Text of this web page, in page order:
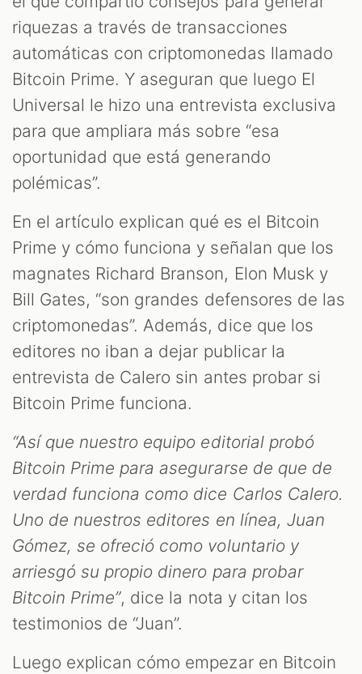
riquezas a través de transacciones
automáticas con criptomonedas llamado
Bitcoin Prime. Y aseguran que luego El
Universal le hizo una entrevista exclusiva
para que ampliara más sobre “esa
oportunidad que está generando
polémicas”.
En el artículo explican qué es el Bitcoin
Prime y cómo funciona y señalan que los
magnates Richard Branson, Elon Musk y
Bill Gates, “son grandes defensores de las
criptomonedas”. Además, dice que los
editores no iban a dejar publicar la
entrevista de Calero sin antes probar si
Bitcoin Prime funciona.
“Así que nuestro equipo editorial probó
Bitcoin Prime para asegurarse de que de
verdad funciona como dice Carlos Calero.
Uno de nuestros editores en línea, Juan
Gómez, se ofreció como voluntario y
arriesgó su propio dinero para probar
Bitcoin Prime”, dice la nota y citan los
testimonios de “Juan”.
Luego explican cómo empezar en Bitcoin